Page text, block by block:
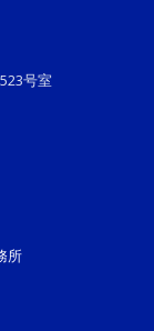
号室
所